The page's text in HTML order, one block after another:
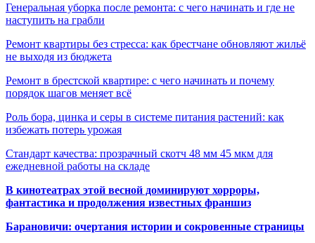
Генеральная уборка после ремонта: с чего начинать и где не
наступить на грабли
Ремонт квартиры без стресса: как брестчане обновляют жильё
не выходя из бюджета
Ремонт в брестской квартире: с чего начинать и почему
порядок шагов меняет всё
Роль бора, цинка и серы в системе питания растений: как
избежать потерь урожая
Стандарт качества: прозрачный скотч 48 мм 45 мкм для
ежедневной работы на складе
В кинотеатрах этой весной доминируют хорроры,
фантастика и продолжения известных франшиз
Барановичи: очертания истории и сокровенные страницы